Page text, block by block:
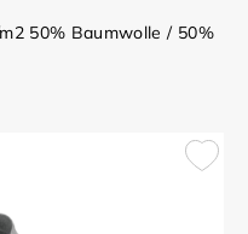
50% Baumwolle / 50%